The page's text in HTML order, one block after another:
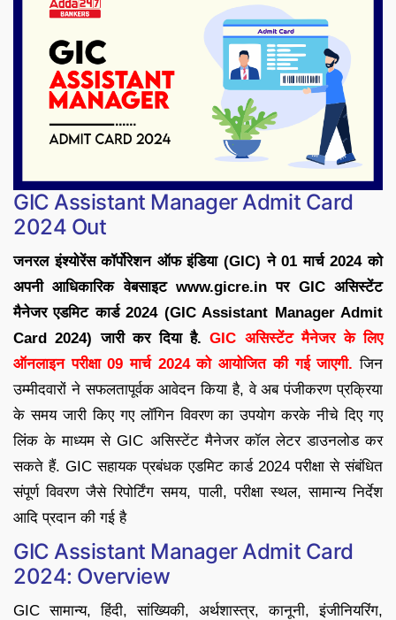
GIC Assistant Manager Admit Card
2024 Out
जनरल इंश्योरेंस कॉर्पोरेशन ऑफ इंडिया (GIC) ने 01 मार्च 2024 को
अपनी आधिकारिक वेबसाइट www.gicre.in पर GIC असिस्टेंट
मैनेजर एडमिट कार्ड 2024 (GIC Assistant Manager Admit
Card 2024) जारी कर दिया है. GIC असिस्टेंट मैनेजर के लिए
ऑनलाइन परीक्षा 09 मार्च 2024 को आयोजित की गई जाएगी.जिन
उम्मीदवारों ने सफलतापूर्वक आवेदन किया है, वे अब पंजीकरण प्रक्रिया
के समय जारी किए गए लॉगिन विवरण का उपयोग करके नीचे दिए गए
लिंक के माध्यम से GIC असिस्टेंट मैनेजर कॉल लेटर डाउनलोड कर
सकते हैं. GIC सहायक प्रबंधक एडमिट कार्ड 2024 परीक्षा से संबंधित
संपूर्ण विवरण जैसे रिपोर्टिंग समय, पाली, परीक्षा स्थल, सामान्य निर्देश
आदि प्रदान की गई है
GIC Assistant Manager Admit Card
2024: Overview
GIC सामान्य, हिंदी, सांख्यिकी, अर्थशास्त्र, कानूनी, इंजीनियरिंग,